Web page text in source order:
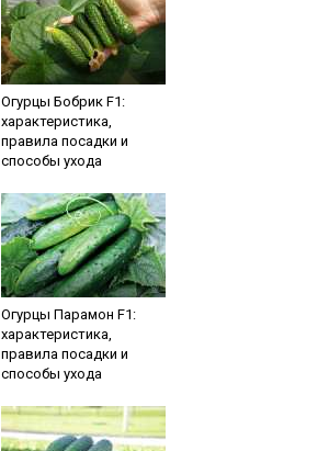
Огурцы Бобрик F1:
характеристика,
правила посадки и
способы ухода
Огурцы Парамон F1:
характеристика,
правила посадки и
способы ухода